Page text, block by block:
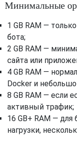
Минимальные
1 GB RAM —
бота;
2 GB RAM —
сайта или
4 GB RAM —
Docker и
8 GB RAM — если
активный трафик;
16 GB+ RAM —
нагрузки,